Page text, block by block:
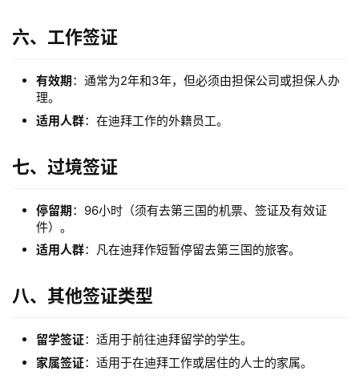
海
开
球
付
案
金
登录 注册
六、工作签证
有效期 ：通常为2年和3年，但必须由担保公司或担保人办
理。
适用人群：在迪拜工作的外籍员工。
七、过境签证
停留期：96小时（须有去第三国的机票、签证及有效证
件）。
适用人群：凡在迪拜作短暂停留去第三国的旅客。
八、其他签证类型
留学签证：适用于前往迪拜留学的学生。
家属签证：适用于在迪拜工作或居住的人士的家属。